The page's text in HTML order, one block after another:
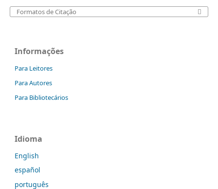
Formatos de Citação
Informações
Para Leitores
Para Autores
Para Bibliotecários
Idioma
English
español
português